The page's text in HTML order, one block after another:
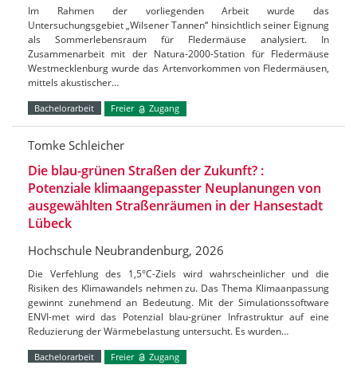
Im Rahmen der vorliegenden Arbeit wurde das
Untersuchungsgebiet „Wilsener Tannen“ hinsichtlich seiner Eignung
als Sommerlebensraum für Fledermäuse analysiert. In
Zusammenarbeit mit der Natura-2000-Station für Fledermäuse
Westmecklenburg wurde das Artenvorkommen von Fledermäusen,
mittels akustischer…
Bachelorarbeit Freier Zugang
Tomke Schleicher
Die blau-grünen Straßen der Zukunft? :
Potenziale klimaangepasster Neuplanungen von
ausgewählten Straßenräumen in der Hansestadt
Lübeck
Hochschule Neubrandenburg, 2026
Die Verfehlung des 1,5°C-Ziels wird wahrscheinlicher und die
Risiken des Klimawandels nehmen zu. Das Thema Klimaanpassung
gewinnt zunehmend an Bedeutung. Mit der Simulationssoftware
ENVI-met wird das Potenzial blau-grüner Infrastruktur auf eine
Reduzierung der Wärmebelastung untersucht. Es wurden…
Bachelorarbeit Freier Zugang